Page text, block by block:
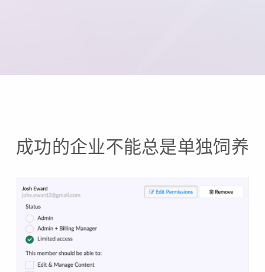
成功的企业不能总是单独饲养